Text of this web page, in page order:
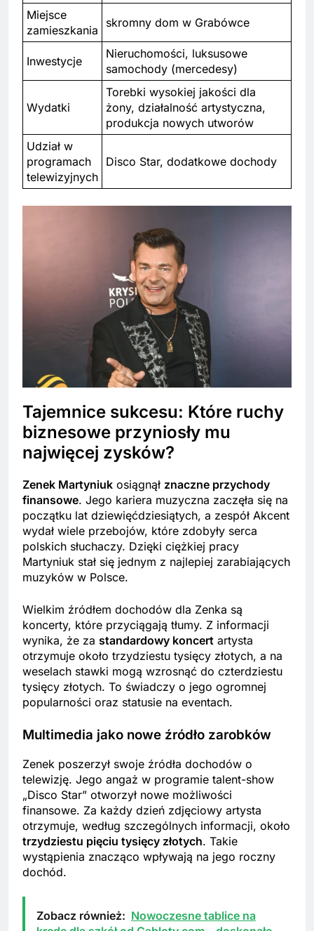
Miejsce
zamieszkania
skromny dom w Grabówce
Inwestycje
Nieruchomości, luksusowe
samochody (mercedesy)
Wydatki
Torebki wysokiej jakości dla
żony, działalność artystyczna,
produkcja nowych utworów
Udział w
programach
telewizyjnych
Disco Star, dodatkowe dochody
Tajemnice sukcesu: Które ruchy
biznesowe przyniosły mu
najwięcej zysków?
Zenek Martyniuk osiągnął znaczne przychody
finansowe. Jego kariera muzyczna zaczęła się na
początku lat dziewięćdziesiątych, a zespół Akcent
wydał wiele przebojów, które zdobyły serca
polskich słuchaczy. Dzięki ciężkiej pracy
Martyniuk stał się jednym z najlepiej zarabiających
muzyków w Polsce.
Wielkim źródłem dochodów dla Zenka są
koncerty, które przyciągają tłumy. Z informacji
wynika, że za standardowy koncert artysta
otrzymuje około trzydziestu tysięcy złotych, a na
weselach stawki mogą wzrosnąć do czterdziestu
tysięcy złotych. To świadczy o jego ogromnej
popularności oraz statusie na eventach.
Multimedia jako nowe źródło zarobków
Zenek poszerzył swoje źródła dochodów o
telewizję. Jego angaż w programie talent-show
„Disco Star” otworzył nowe możliwości
finansowe. Za każdy dzień zdjęciowy artysta
otrzymuje, według szczególnych informacji, około
trzydziestu pięciu tysięcy złotych. Takie
wystąpienia znacząco wpływają na jego roczny
dochód.
Zobacz również: Nowoczesne tablice na